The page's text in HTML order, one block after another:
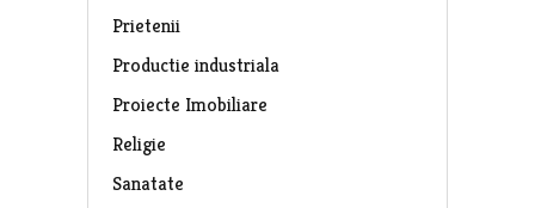
Prietenii
Productie industriala
Proiecte Imobiliare
Religie
Sanatate